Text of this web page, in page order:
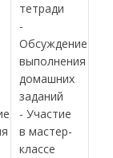
тетради
-
Обсуждение
выполнения
домашних
заданий
- Участие
в мастер-
классе